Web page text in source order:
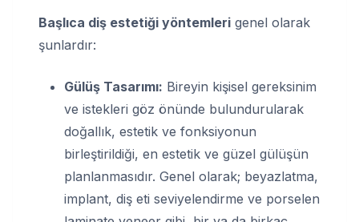
Başlıca diş estetiği yöntemleri genel olarak
şunlardır:
Gülüş Tasarımı: Bireyin kişisel gereksinim
ve istekleri göz önünde bulundurularak
doğallık, estetik ve fonksiyonun
birleştirildiği, en estetik ve güzel gülüşün
planlanmasıdır. Genel olarak; beyazlatma,
implant, diş eti seviyelendirme ve porselen